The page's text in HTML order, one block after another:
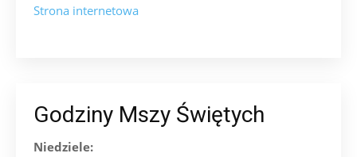
Strona internetowa
Godziny Mszy Świętych
Niedziele: